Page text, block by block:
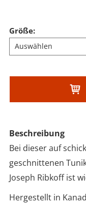
Größe:
Beschreibung
Bei dieser auf
geschnittenen
Joseph Ribkoff ist
Hergestellt in